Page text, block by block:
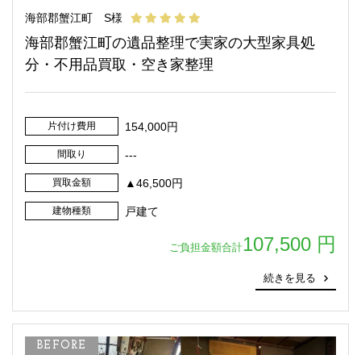
海部郡蟹江町 S様
海部郡蟹江町の遺品整理で実家の大型家具処
分・不用品買取・空き家整理
片付け費用 154,000円
間取り ---
買取金額 ▲46,500円
建物種類 戸建て
ご負担金額合計107,500 円
続きを見る
BEFORE